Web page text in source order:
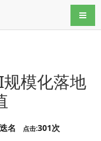
导航
模化落地
迭名 点击:301次